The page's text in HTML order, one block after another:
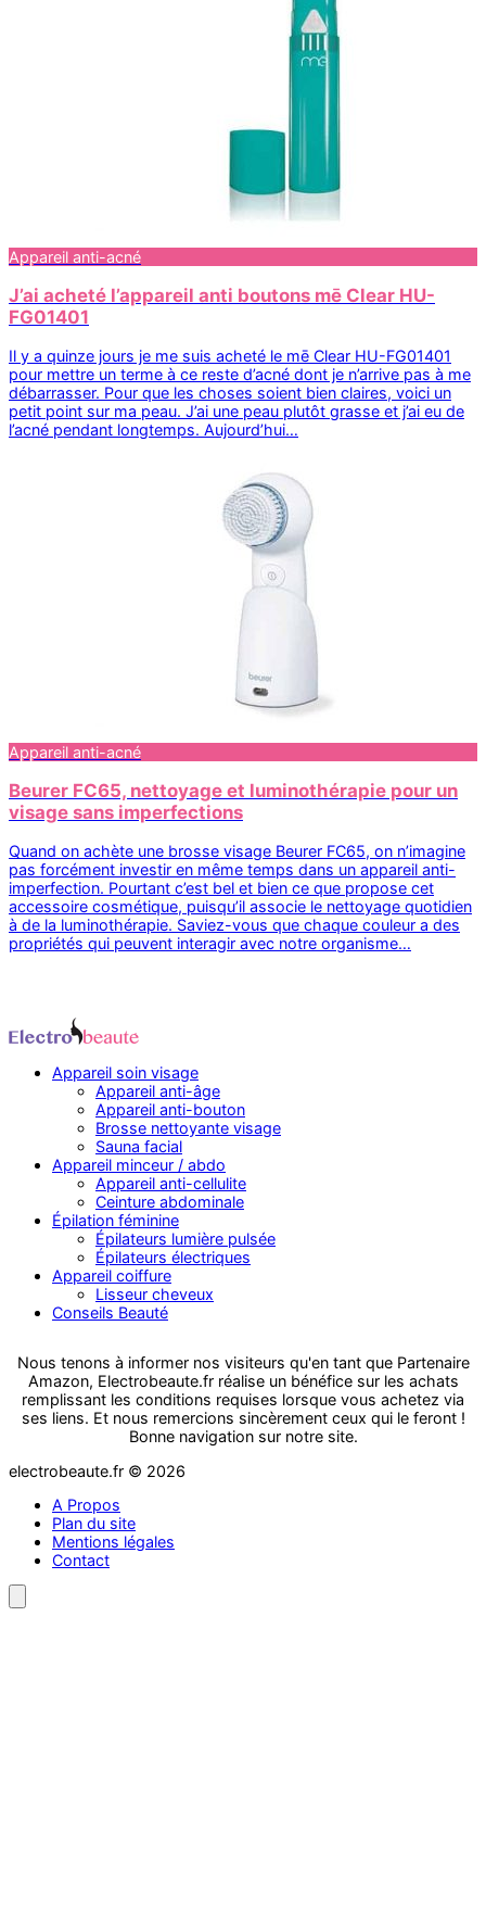
Appareil anti-acné
J’ai acheté l’appareil anti boutons mē Clear HU-
FG01401
Il y a quinze jours je me suis acheté le mē Clear HU-FG01401
pour mettre un terme à ce reste d’acné dont je n’arrive pas à me
débarrasser. Pour que les choses soient bien claires, voici un
petit point sur ma peau. J’ai une peau plutôt grasse et j’ai eu de
l’acné pendant longtemps. Aujourd’hui…
Appareil anti-acné
Beurer FC65, nettoyage et luminothérapie pour un
visage sans imperfections
Quand on achète une brosse visage Beurer FC65, on n’imagine
pas forcément investir en même temps dans un appareil anti-
imperfection. Pourtant c’est bel et bien ce que propose cet
accessoire cosmétique, puisqu’il associe le nettoyage quotidien
à de la luminothérapie. Saviez-vous que chaque couleur a des
propriétés qui peuvent interagir avec notre organisme…
Appareil soin visage
Appareil anti-âge
Appareil anti-bouton
Brosse nettoyante visage
Sauna facial
Appareil minceur / abdo
Appareil anti-cellulite
Ceinture abdominale
Épilation féminine
Épilateurs lumière pulsée
Épilateurs électriques
Appareil coiffure
Lisseur cheveux
Conseils Beauté
Nous tenons à informer nos visiteurs qu'en tant que Partenaire
Amazon, Electrobeaute.fr réalise un bénéfice sur les achats
remplissant les conditions requises lorsque vous achetez via
ses liens. Et nous remercions sincèrement ceux qui le feront !
Bonne navigation sur notre site.
electrobeaute.fr © 2026
A Propos
Plan du site
Mentions légales
Contact